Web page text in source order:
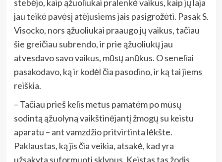
stebėjo, kaip ąžuoliukai pralenkė vaikus, kaip jų laja
jau teikė pavėsį atėjusiems jais pasigrožėti. Pasak S.
Visocko, nors ąžuoliukai praaugo jų vaikus, tačiau
šie greičiau subrendo, ir prie ąžuoliukų jau
atvesdavo savo vaikus, mūsų anūkus. O seneliai
pasakodavo, ką ir kodėl čia pasodino, ir ką tai jiems
reiškia.
– Tačiau prieš kelis metus pamatėm po mūsų
sodintą ąžuolyną vaikštinėjantį žmogų su keistu
aparatu – ant vamzdžio pritvirtinta lėkšte.
Paklaustas, ką jis čia veikia, atsakė, kad yra
užsakyta suformuoti sklypus. Keistas tas žodis